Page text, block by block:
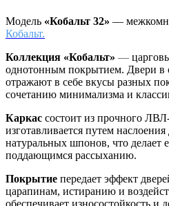
Модель «Кобальт 32» —
Кобальт.
Коллекция «Кобальт» —
однотонным покрытием. Двери в
отражают в себе вкусы разных
сочетанию минимализма и
Каркас состоит из прочного
изготавливается путем
натуральных шпонов, что делает
поддающимся рассыханию.
Покрытие передает эффект
царапинам, истиранию и